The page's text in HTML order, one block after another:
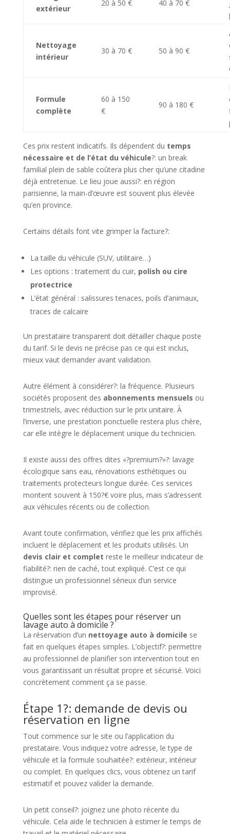
extérieur
20 à 50 € 40 à 70 €
Nettoyage
intérieur
30 à 70 € 50 à 90 €
Formule
complète
60 à 150
€
90 à 180 €
Ces prix restent indicatifs. Ils dépendent du temps
nécessaire et de l’état du véhicule?: un break
familial plein de sable coûtera plus cher qu’une citadine
déjà entretenue. Le lieu joue aussi?: en région
parisienne, la main-d’œuvre est souvent plus élevée
qu’en province.
Certains détails font vite grimper la facture?:
La taille du véhicule (SUV, utilitaire…)
Les options : traitement du cuir, polish ou cire
protectrice
L’état général : salissures tenaces, poils d’animaux,
traces de calcaire
Un prestataire transparent doit détailler chaque poste
du tarif. Si le devis ne précise pas ce qui est inclus,
mieux vaut demander avant validation.
Autre élément à considérer?: la fréquence. Plusieurs
sociétés proposent des abonnements mensuels ou
trimestriels, avec réduction sur le prix unitaire. À
l’inverse, une prestation ponctuelle restera plus chère,
car elle intègre le déplacement unique du technicien.
Il existe aussi des offres dites «?premium?»?: lavage
écologique sans eau, rénovations esthétiques ou
traitements protecteurs longue durée. Ces services
montent souvent à 150?€ voire plus, mais s’adressent
aux véhicules récents ou de collection.
Avant toute confirmation, vérifiez que les prix affichés
incluent le déplacement et les produits utilisés. Un
devis clair et complet reste le meilleur indicateur de
fiabilité?: rien de caché, tout expliqué. C’est ce qui
distingue un professionnel sérieux d’un service
improvisé.
Quelles sont les étapes pour réserver un
lavage auto à domicile ?
La réservation d’un nettoyage auto à domicile se
fait en quelques étapes simples. L’objectif?: permettre
au professionnel de planifier son intervention tout en
vous garantissant un résultat propre et sécurisé. Voici
concrètement comment ça se passe.
Étape 1?: demande de devis ou
réservation en ligne
Tout commence sur le site ou l’application du
prestataire. Vous indiquez votre adresse, le type de
véhicule et la formule souhaitée?: extérieur, intérieur
ou complet. En quelques clics, vous obtenez un tarif
estimatif et pouvez valider la demande.
Un petit conseil?: joignez une photo récente du
véhicule. Cela aide le technicien à estimer le temps de